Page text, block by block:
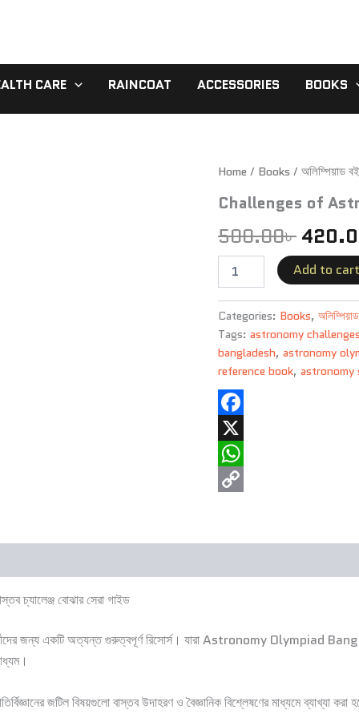
CARE RAINCOAT ACCESSORIES BOOKS
Home / Books / অলিম্পিয়াড বই
Challenges of
500.00৳
price
was:
Challenges
Astronomy
Add to cart
Categories: Books,
Tags: astronomy
bangladesh, astronomy
reference book, astronomy
Facebook
X
WhatsApp
চ্যালেঞ্জ বোঝার সেরা গাইড
জন্য একটি অত্যন্ত গুরুত্বপূর্ণ রিসোর্স। যারা Astronomy Olympiad
জটিল বিষয়গুলো বাস্তব উদাহরণ ও বৈজ্ঞানিক বিশ্লেষণের মাধ্যমে